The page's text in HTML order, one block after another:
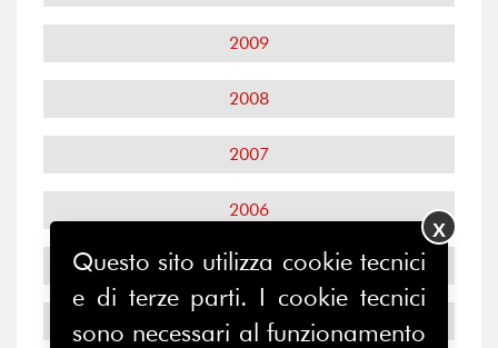
2009
2008
2007
2006
2005
2004
Questo sito utilizza cookie tecnici
e di terze parti. I cookie tecnici
sono necessari al funzionamento
X